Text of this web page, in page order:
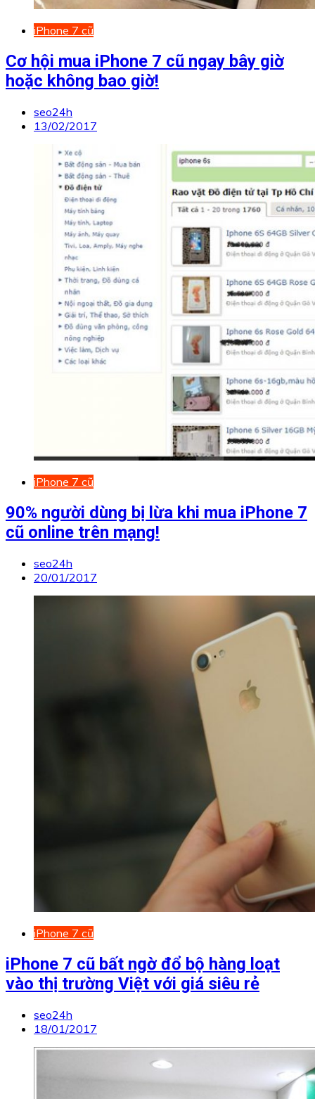
iPhone 7 cũ
Cơ hội mua iPhone 7 cũ ngay bây giờ
hoặc không bao giờ!
seo24h
13/02/2017
iPhone 7 cũ
90% người dùng bị lừa khi mua iPhone 7
cũ online trên mạng!
seo24h
20/01/2017
iPhone 7 cũ
iPhone 7 cũ bất ngờ đổ bộ hàng loạt
vào thị trường Việt với giá siêu rẻ
seo24h
18/01/2017